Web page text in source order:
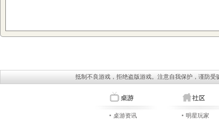
抵制不良游戏，拒绝盗版游戏。注意自我保护，谨防
桌游资讯
明星玩家